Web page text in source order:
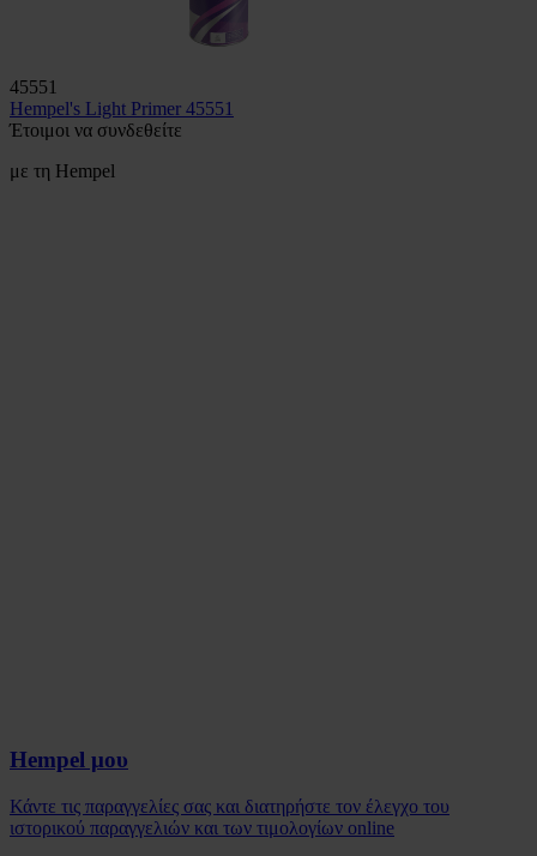
45551
Hempel's Light Primer 45551
Έτοιμοι να συνδεθείτε
με τη Hempel
Hempel μου
Κάντε τις παραγγελίες σας και διατηρήστε τον έλεγχο του
ιστορικού παραγγελιών και των τιμολογίων online